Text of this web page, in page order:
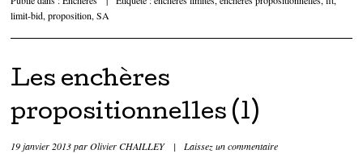
limit-bid,proposition,SA
Les enchères
propositionnelles (1)
19 janvier 2013parOlivier CHAILLEY | Laissez un commentaire